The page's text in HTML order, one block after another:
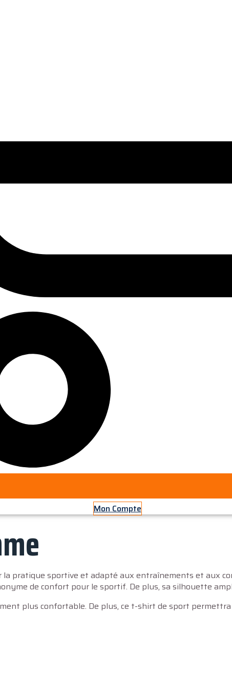
Mon Compte
pratique sportive et adapté aux entraînements et aux
de confort pour le sportif. De plus, sa silhouette
plus confortable. De plus, ce t-shirt de sport